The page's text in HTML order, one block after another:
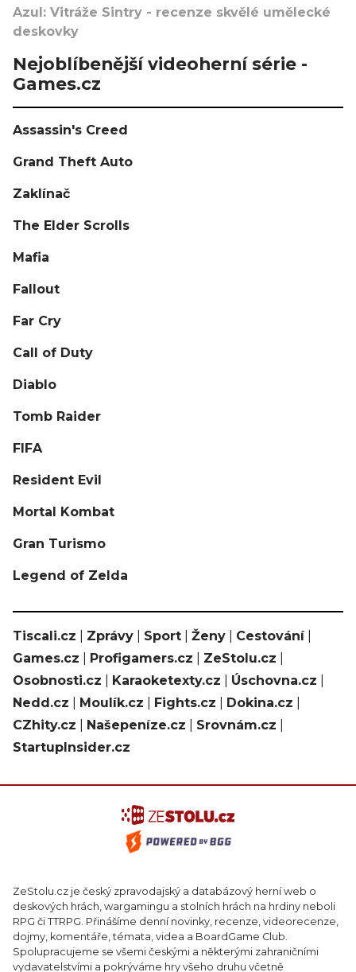
Azul: Vitráže Sintry - recenze skvělé umělecké
deskovky
Nejoblíbenější videoherní série -
Games.cz
Assassin's Creed
Grand Theft Auto
Zaklínač
The Elder Scrolls
Mafia
Fallout
Far Cry
Call of Duty
Diablo
Tomb Raider
FIFA
Resident Evil
Mortal Kombat
Gran Turismo
Legend of Zelda
Tiscali.cz Zprávy Sport Ženy Cestování|
Games.cz
Profigamers.cz ZeStolu.cz
Osobnosti.cz
Karaoketexty.cz Úschovna.cz
Nedd.cz
Moulík.cz Fights.cz Dokina.cz
CZhity.cz
Našepeníze.cz Srovnám.cz
StartupInsider.cz
ZeStolu.cz je český zpravodajský a databázový herní web o
deskových hrách, wargamingu a stolních hrách na hrdiny neboli
RPG či TTRPG. Přinášíme denní novinky, recenze, videorecenze,
dojmy, komentáře, témata, videa a BoardGame Club.
Spolupracujeme se všemi českými a některými zahraničními
vydavatelstvími a pokrýváme hry všeho druhu včetně